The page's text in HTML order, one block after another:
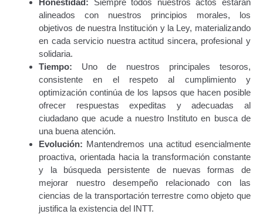
Homologación de Prototipo Vehicular.
Homologación Vehícular Por Reformas de
Importancia o Cambio de Características (Aplica para
Vehículos de Carga, Transporte de Personas y Gruas).
Registro de Empresas Fabricantes, Ensambladoras,
Carroceras, Importadoras, Distribuidoras y Talleres
Especializados en Reformas de Vehículos (REFECIV).
Junta Directiva
Junta Directiva Old
Licencia para Conducir
alineados con nuestros principios morales, los
objetivos de nuestra Institución y la Ley, materializando
en cada servicio nuestra actitud sincera, profesional y
solidaria.
Tiempo: Uno de nuestros principales tesoros,
consistente en el respeto al cumplimiento y
optimización continúa de los lapsos que hacen posible
ofrecer respuestas expeditas y adecuadas al
ciudadano que acude a nuestro Instituto en busca de
una buena atención.
Evolución: Mantendremos una actitud esencialmente
proactiva, orientada hacia la transformación constante
y la búsqueda persistente de nuevas formas de
mejorar nuestro desempeño relacionado con las
ciencias de la transportación terrestre como objeto que
justifica la existencia del INTT.